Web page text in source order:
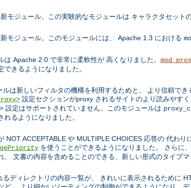
モジュール。この実験的なモジュールは キャラクタセット
モジュール。このモジュールには、 Apache 1.3 における
は Apache 2.0 で非常に柔軟性が 高くなりました。
できるようになりました。
ルは新しいフィルタの機構を利用するためと、 より信頼で
設定セクションがproxy されるサイトのより読みやす
設定はサポートされていません。このモジュールは
れるようになりました。
NOT ACCEPTABLE や MULTIPLE CHOICES 応答の 代わ
を使うことができるようになりました。 さらに
、 文書の内容を含めることのできる、新しい形式のタイプ
るディレクトリの内容一覧が、 きれいに表示されるために